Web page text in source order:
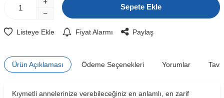
Sepete Ekle
Listeye Ekle Fiyat Alarmı Paylaş
Ürün Açıklaması Ödeme Seçenekleri Yorumlar
Kıymetli annelerinize verebileceğiniz en anlamlı, en zarif